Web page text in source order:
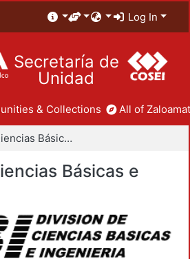
Log In
Secretaría de
Unidad
& Collections All of
División de Ciencias Básicas e Ingeniería
Básicas e